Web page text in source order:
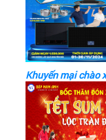
Khuyến mại chào